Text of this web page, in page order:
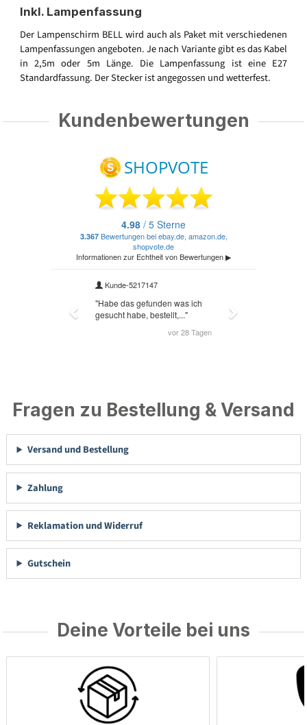
Inkl. Lampenfassung
Der Lampenschirm BELL wird auch als Paket mit verschiedenen
Lampenfassungen angeboten. Je nach Variante gibt es das Kabel
in 2,5m oder 5m Länge. Die Lampenfassung ist eine E27
Standardfassung. Der Stecker ist angegossen und wetterfest.
Kundenbewertungen
Fragen zu Bestellung & Versand
Versand und Bestellung
Zahlung
Reklamation und Widerruf
Gutschein
Deine Vorteile bei uns